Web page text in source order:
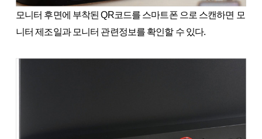
모니터 후면에 부착된 QR코드를 스마트폰 으로 스캔하면 모
니터 제조일과 모니터 관련정보를 확인할 수 있다.